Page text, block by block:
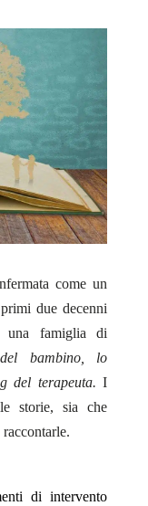
come un
due decenni
una famiglia di
bambino, lo
del terapeuta. I
storie, sia che
di intervento